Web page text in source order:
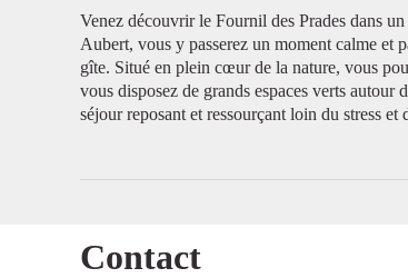
Venez découvrir le Fournil des Prades dans
Aubert, vous y passerez un moment calme et
gîte. Situé en plein cœur de la nature, vous
vous disposez de grands espaces verts
séjour reposant et ressourçant loin du stress
Contact